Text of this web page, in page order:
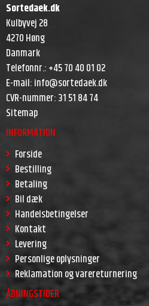
Sortedaek.dk
Kulbyvej 28
4270 Høng
Danmark
Telefonnr.:+45 70 40 01 02
E-mail:info@sortedaek.dk
CVR-nummer:31 51 84 74
Sitemap
INFORMATION
Forside
Bestilling
Betaling
Bil dæk
Handelsbetingelser
Kontakt
Levering
Personlige oplysninger
Reklamation og varereturnering
ÅBNINGSTIDER